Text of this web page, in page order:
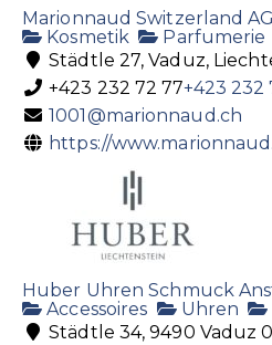
Marionnaud Switzerland AG
Kosmetik
Parfumerie
Städtle 27, Vaduz,
+423 232 72 77+423 232
1001@marionnaud.ch
https://
Huber Uhren Schmuck
Accessoires
Uhren
Städtle 34, 9490 Vaduz